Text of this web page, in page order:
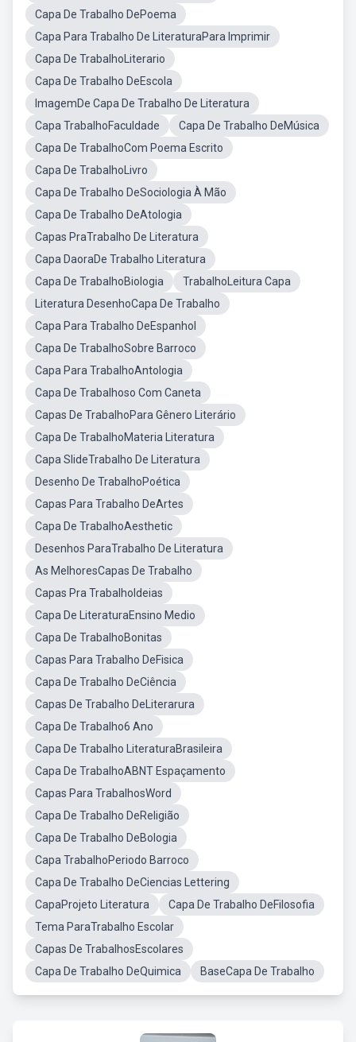
Capa De Trabalho DePoema
Capa Para Trabalho De LiteraturaPara Imprimir
Capa De TrabalhoLiterario
Capa De Trabalho DeEscola
ImagemDe Capa De Trabalho De Literatura
Capa TrabalhoFaculdade
Capa De Trabalho DeMúsica
Capa De TrabalhoCom Poema Escrito
Capa De TrabalhoLivro
Capa De Trabalho DeSociologia À Mão
Capa De Trabalho DeAtologia
Capas PraTrabalho De Literatura
Capa DaoraDe Trabalho Literatura
Capa De TrabalhoBiologia
TrabalhoLeitura Capa
Literatura DesenhoCapa De Trabalho
Capa Para Trabalho DeEspanhol
Capa De TrabalhoSobre Barroco
Capa Para TrabalhoAntologia
Capa De Trabalhoso Com Caneta
Capas De TrabalhoPara Gênero Literário
Capa De TrabalhoMateria Literatura
Capa SlideTrabalho De Literatura
Desenho De TrabalhoPoética
Capas Para Trabalho DeArtes
Capa De TrabalhoAesthetic
Desenhos ParaTrabalho De Literatura
As MelhoresCapas De Trabalho
Capas Pra TrabalhoIdeias
Capa De LiteraturaEnsino Medio
Capa De TrabalhoBonitas
Capas Para Trabalho DeFisica
Capa De Trabalho DeCiência
Capas De Trabalho DeLiterarura
Capa De Trabalho6 Ano
Capa De Trabalho LiteraturaBrasileira
Capa De TrabalhoABNT Espaçamento
Capas Para TrabalhosWord
Capa De Trabalho DeReligião
Capa De Trabalho DeBologia
Capa TrabalhoPeriodo Barroco
Capa De Trabalho DeCiencias Lettering
CapaProjeto Literatura
Capa De Trabalho DeFilosofia
Tema ParaTrabalho Escolar
Capas De TrabalhosEscolares
Capa De Trabalho DeQuimica
BaseCapa De Trabalho